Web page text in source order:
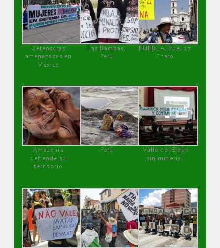
Defensoras
amenazadas en
México
Las Bambas,
Perú
PUEBLA, Pue, 27
Enero
Amazonía
defiende su
territorio
Perú
Valle del Elqui
sin minería.